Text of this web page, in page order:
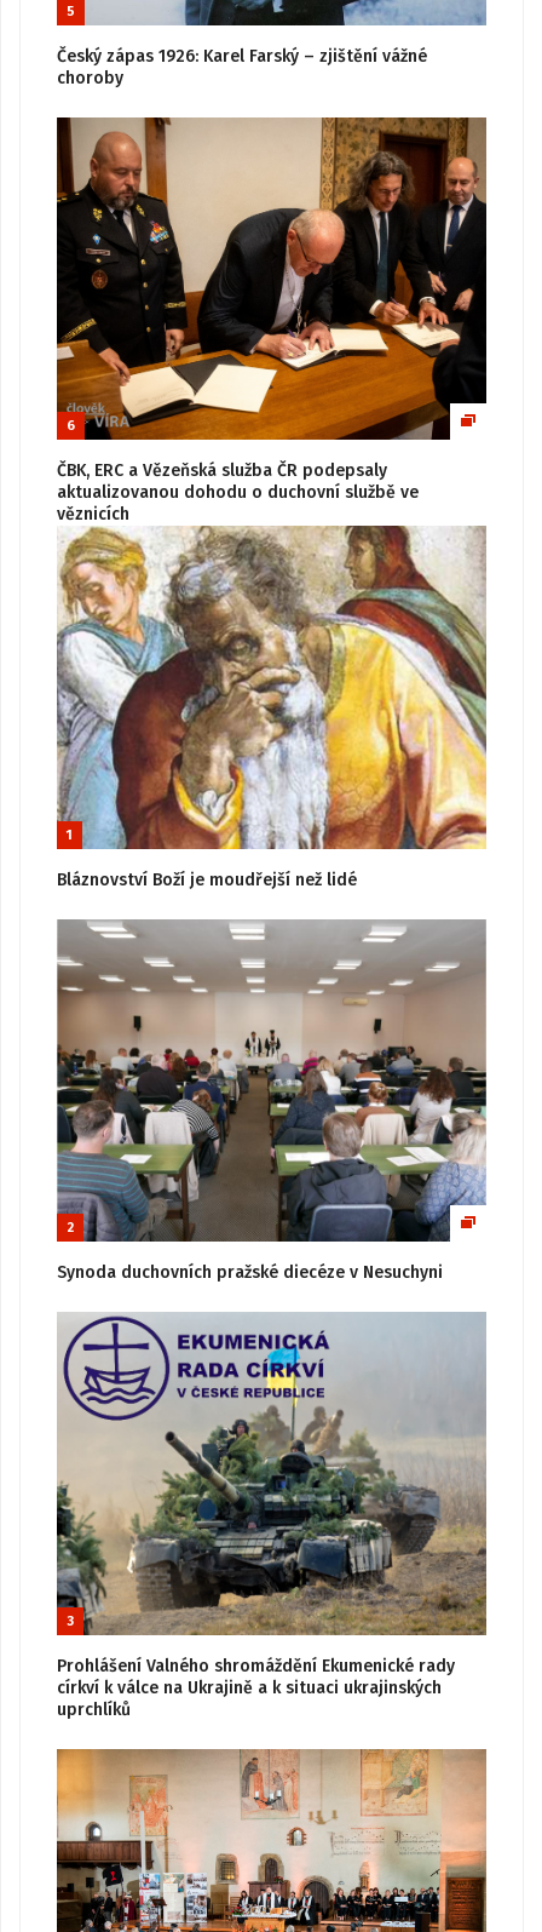
5
Český zápas 1926: Karel Farský – zjištění vážné
choroby
6
ČBK, ERC a Vězeňská služba ČR podepsaly
aktualizovanou dohodu o duchovní službě ve
věznicích
1
Bláznovství Boží je moudřejší než lidé
2
Synoda duchovních pražské diecéze v Nesuchyni
3
Prohlášení Valného shromáždění Ekumenické rady
církví k válce na Ukrajině a k situaci ukrajinských
uprchlíků